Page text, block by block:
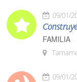
09/01/
FAMILIA
09/01/